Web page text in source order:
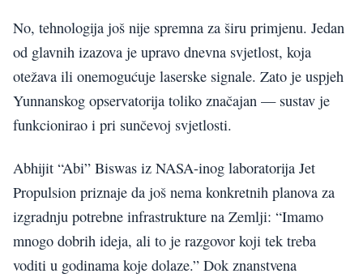
No, tehnologija još nije spremna za širu primjenu. Jedan
od glavnih izazova je upravo dnevna svjetlost, koja
otežava ili onemogućuje laserske signale. Zato je uspjeh
Yunnanskog opservatorija toliko značajan — sustav je
funkcionirao i pri sunčevoj svjetlosti.
Abhijit “Abi” Biswas iz NASA-inog laboratorija Jet
Propulsion priznaje da još nema konkretnih planova za
izgradnju potrebne infrastrukture na Zemlji: “Imamo
mnogo dobrih ideja, ali to je razgovor koji tek treba
voditi u godinama koje dolaze.” Dok znanstvena